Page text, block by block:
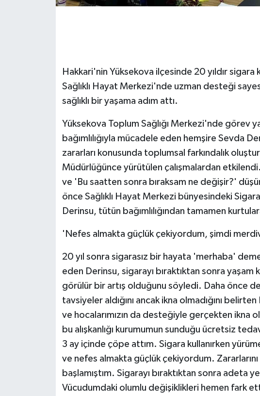
Hakkari'nin Yüksekova ilçesinde 20 yıldır
Sağlıklı Hayat Merkezi'nde uzman desteği
sağlıklı bir yaşama adım attı.
Yüksekova Toplum Sağlığı Merkezi'nde görev
bağımlılığıyla mücadele eden hemşire Sevda
zararları konusunda toplumsal farkındalık
Müdürlüğünce yürütülen çalışmalardan etkilendi.
ve 'Bu saatten sonra bıraksam ne değişir?'
önce Sağlıklı Hayat Merkezi bünyesindeki
Derinsu, tütün bağımlılığından tamamen
'Nefes almakta güçlük çekiyordum, şimdi
20 yıl sonra sigarasız bir hayata 'merhaba'
eden Derinsu, sigarayı bıraktıktan sonra
görülür bir artış olduğunu söyledi. Daha önce de
tavsiyeler aldığını ancak ikna olmadığını
ve hocalarımızın da desteğiyle gerçekten ikna
bu alışkanlığı kurumumun sunduğu ücretsiz
3 ay içinde çöpe attım. Sigara kullanırken
ve nefes almakta güçlük çekiyordum.
başlamıştım. Sigarayı bıraktıktan sonra adeta
Vücudumdaki olumlu değişiklikleri hemen fark
HABERDE İNSAN
Jandarma
Otomobil
SPOR HABERLERİ